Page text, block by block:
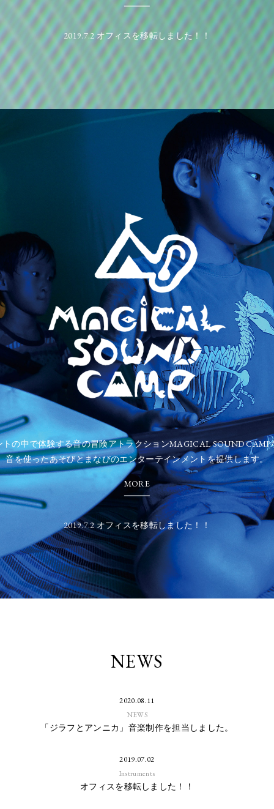
2019.7.2 オフィスを移転しました！！
トの中で体験する音の冒険アトラクションMAGICAL SOUND CAMP
音を使ったあそびとまなびのエンターテインメントを提供します。
MORE
2019.7.2 オフィスを移転しました！！
NEWS
2020.08.11
NEWS
「ジラフとアンニカ」音楽制作を担当しました。
2019.07.02
Instruments
オフィスを移転しました！！